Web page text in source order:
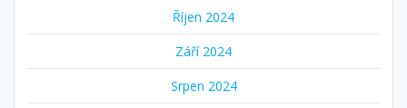
Říjen 2024
Září 2024
Srpen 2024